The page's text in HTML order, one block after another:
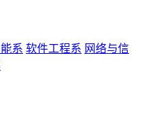
系 软件工程系 网络与信